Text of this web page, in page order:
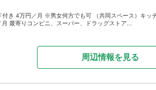
き 4万円／月 ※男女何方でも可 （共同スペース）キッ
最寄りコンビニ、スーパー、ドラッグストア...
周辺情報を見る